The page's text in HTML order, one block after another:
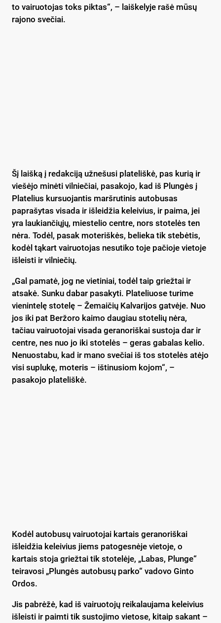
to vairuotojas toks piktas“, – laiškelyje rašė mūsų
rajono svečiai.
Šį laišką į redakciją užnešusi plateliškė, pas kurią ir
viešėjo minėti vilniečiai, pasakojo, kad iš Plungės į
Platelius kursuojantis maršrutinis autobusas
paprašytas visada ir išleidžia keleivius, ir paima, jei
yra laukiančiųjų, miestelio centre, nors stotelės ten
nėra. Todėl, pasak moteriškės, belieka tik stebėtis,
kodėl tąkart vairuotojas nesutiko toje pačioje vietoje
išleisti ir vilniečių.
„Gal pamatė, jog ne vietiniai, todėl taip griežtai ir
atsakė. Sunku dabar pasakyti. Plateliuose turime
vienintelę stotelę – Žemaičių Kalvarijos gatvėje. Nuo
jos iki pat Beržoro kaimo daugiau stotelių nėra,
tačiau vairuotojai visada geranoriškai sustoja dar ir
centre, nes nuo jo iki stotelės – geras gabalas kelio.
Nenuostabu, kad ir mano svečiai iš tos stotelės atėjo
visi suplukę, moteris – ištinusiom kojom“, –
pasakojo plateliškė.
Kodėl autobusų vairuotojai kartais geranoriškai
išleidžia keleivius jiems patogesnėje vietoje, o
kartais stoja griežtai tik stotelėje, „Labas, Plunge“
teiravosi „Plungės autobusų parko“ vadovo Ginto
Ordos.
Jis pabrėžė, kad iš vairuotojų reikalaujama keleivius
išleisti ir paimti tik sustojimo vietose, kitaip sakant –